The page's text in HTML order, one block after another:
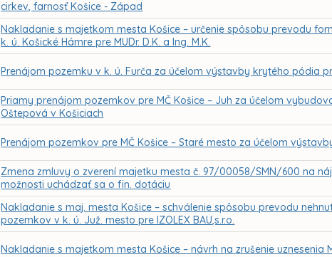
cirkev, farnosť Košice - Západ
Nakladanie s majetkom mesta Košice – určenie spôsobu prevodu
k. ú. Košické Hámre pre MUDr. D.K. a Ing. M.K.
Prenájom pozemku v k. ú. Furča za účelom výstavby krytého pódia
Priamy prenájom pozemkov pre MČ Košice – Juh za účelom
Oštepová v Košiciach
Prenájom pozemkov pre MČ Košice – Staré mesto za účelom
Zmena zmluvy o zverení majetku mesta č. 97/00058/SMN/600 na
možnosti uchádzať sa o fin. dotáciu
Nakladanie s maj. mesta Košice – schválenie spôsobu prevodu
pozemkov v k. ú. Juž. mesto pre IZOLEX BAU,s.r.o.
Nakladanie s majetkom mesta Košice – návrh na zrušenie uznesenia